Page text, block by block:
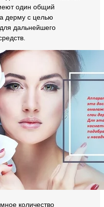
один общий
дерму с целью
дальнейшего
количество